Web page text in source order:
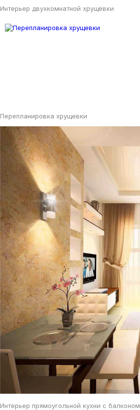
Интерьер двухкомнатной хрущёвки
Перепланировка хрущевки
Интерьер прямоугольной кухни с балконом